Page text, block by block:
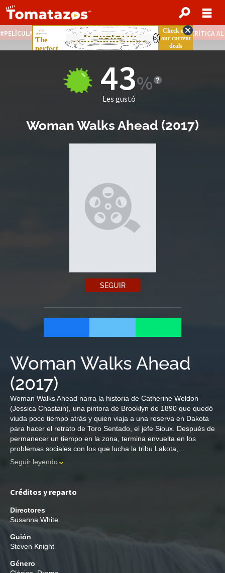
PELÍCULAS STREAMING GRATIS NOTICIAS DESTACADAS CRÍTICA
43
Les gustó
Woman Walks Ahead (2017)
SEGUIR
Woman Walks Ahead
(2017)
Woman Walks Ahead narra la historia de Catherine Weldon
(Jessica Chastain), una pintora de Brooklyn de 1890 que quedó
viuda poco tiempo atrás y quien viaja a una reserva en Dakota
para hacer el retrato de Toro Sentado, el jefe Sioux. Después de
permanecer un tiempo en la zona, termina envuelta en los
problemas sociales con los que lucha la tribu Lakota,...
Seguir leyendo
Créditos y reparto
Directores
Susanna White
Guión
Steven Knight
Género